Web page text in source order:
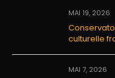
MAI 19, 2026
culturelle
MAI 7, 2026